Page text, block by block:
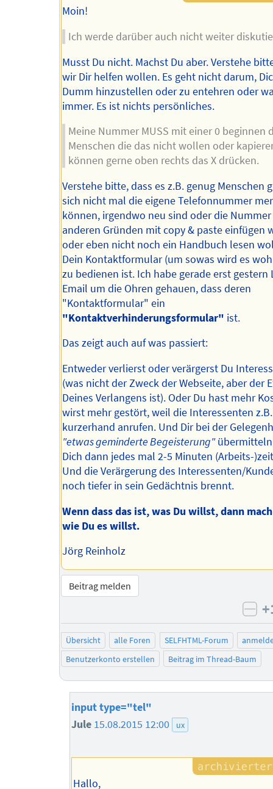
Moin!
Ich werde darüber auch nicht weiter
Musst Du nicht. Machst Du aber. Verstehe
wir Dir helfen wollen. Es geht nicht darum,
Dumm hinzustellen oder zu entehren oder
immer. Es ist nichts persönliches.
Meine Nummer MUSS mit einer 0 beginnen
Menschen die das nicht wollen oder
können gerne oben rechts das X drücken.
Verstehe bitte, dass es z.B. genug Menschen
sich nicht mal die eigene Telefonnummer
können, irgendwo neu sind oder die
anderen Gründen mit copy & paste einfügen
oder eben nicht noch ein Handbuch lesen
Dein Kontaktformular (um sowas wird es
zu bedienen ist. Ich habe gerade erst gestern
Email um die Ohren gehauen, dass deren
"Kontaktformular" ein
"Kontaktverhinderungsformular" ist.
Das zeigt auch auf was passiert:
Entweder verlierst oder verärgerst Du
(was nicht der Zweck der Webseite, aber der
Deines Verlangens ist). Oder Du hast mehr
wirst mehr gestört, weil die Interessenten z.B.
kurzerhand anrufen. Und Dir bei der
"etwas geminderte Begeisterung"
Dich dann jedes mal 2-5 Minuten (Arbeits-
Und die Verärgerung des Interessenten/
noch tiefer in sein Gedächtnis brennt.
Wenn dass das ist, was Du willst, dann
wie Du es willst.
Jörg Reinholz
Beitrag melden
Übersicht alle Foren SELFHTML-Forum
Benutzerkonto erstellen
Beitrag im Thread-Baum
input type="tel"
Jule 15.08.2015 12:00 ux
Hallo,